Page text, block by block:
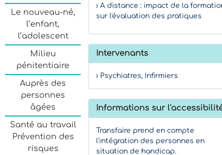
Le nouveau-né,
l’enfant,
l’adolescent
Milieu
pénitentiaire
Auprès des
personnes
âgées
Santé au travail
Prévention des
risques
› A distance : impact de la
sur l'évaluation des pratiques
Intervenants
› Psychiatres, Infirmiers
Informations sur
Transfaire prend en compte
l'intégration des personnes en
situation de handicap.